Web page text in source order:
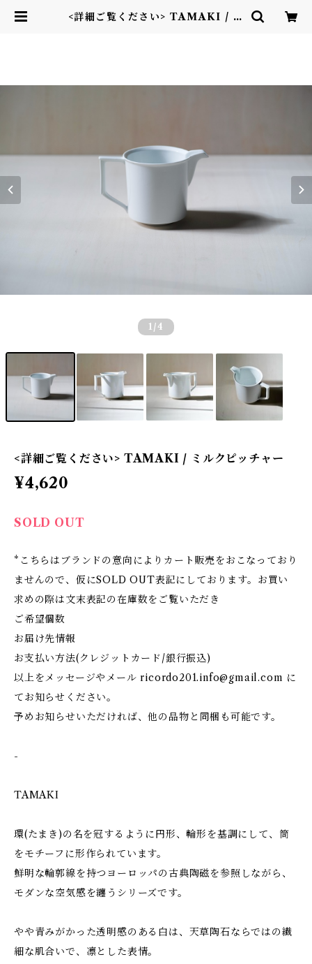
<詳細ご覧ください> TAMAKI / ミ
1 /4
<詳細ご覧ください> TAMAKI / ミルクピッチャー
¥4,620
SOLD OUT
*こちらはブランドの意向によりカート販売をおこなっており
ませんので、仮にSOLD OUT表記にしております。お買い
求めの際は文末表記の在庫数をご覧いただき
ご希望個数
お届け先情報
お支払い方法(クレジットカード/銀行振込)
以上をメッセージやメールricordo201.info@gmail.com に
てお知らせください。
予めお知らせいただければ、他の品物と同梱も可能です。
-
TAMAKI
環(たまき)の名を冠するように円形、輪形を基調にして、筒
をモチーフに形作られています。
鮮明な輪郭線を持つヨーロッパの古典陶磁を参照しながら、
モダンな空気感を纏うシリーズです。
やや青みがかった透明感のある白は、天草陶石ならではの繊
細な肌合いで、凛とした表情。